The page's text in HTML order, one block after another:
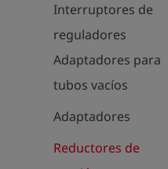
Interruptores de
reguladores
Adaptadores para
tubos vacíos
Adaptadores
Reductores de